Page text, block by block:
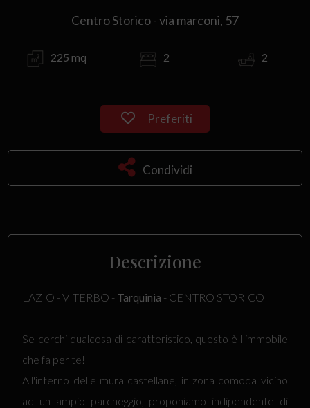
Centro Storico - via marconi, 57
225 mq 2 2
Preferiti
Condividi
Descrizione
LAZIO - VITERBO - Tarquinia - CENTRO STORICO
Se cerchi qualcosa di caratteristico, questo è l'immobile
che fa per te!
All'interno delle mura castellane, in zona comoda vicino
ad un ampio parcheggio, proponiamo indipendente di